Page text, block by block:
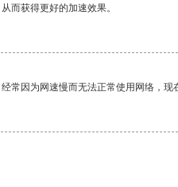
而获得更好的加速效果。
因为网速慢而无法正常使用网络，现